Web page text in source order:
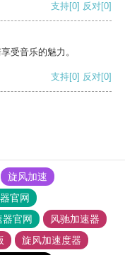
支持[0] 反对[0]
受音乐的魅力。
支持[0] 反对[0]
旋风加速
官网
器官网
风驰加速器
旋风加速度器